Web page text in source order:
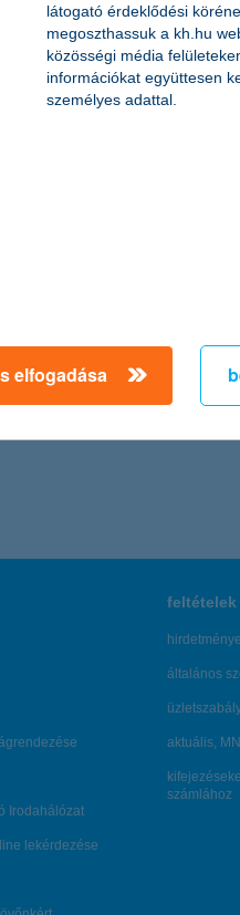
Irodahálózat
lekérdezése
általános
aktuális,
számlához
látogató érdeklődési
megoszthassuk a kh.hu
közösségi média
információkat együttesen
személyes adattal.
elfogadása